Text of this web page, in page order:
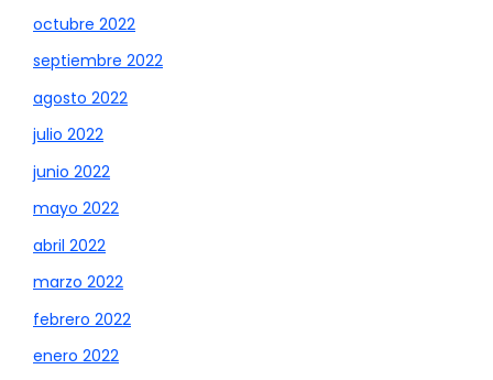
octubre 2022
septiembre 2022
agosto 2022
julio 2022
junio 2022
mayo 2022
abril 2022
marzo 2022
febrero 2022
enero 2022